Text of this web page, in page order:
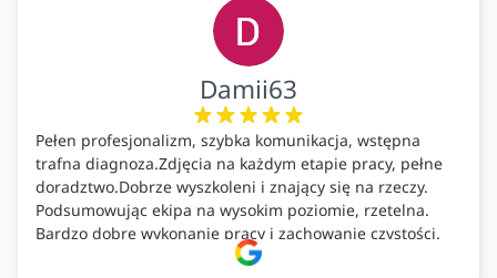
Damii63
Pełen profesjonalizm, szybka komunikacja, wstępna
trafna diagnoza.Zdjęcia na każdym etapie pracy, pełne
doradztwo.Dobrze wyszkoleni i znający się na rzeczy.
Podsumowując ekipa na wysokim poziomie, rzetelna.
Bardzo dobre wykonanie pracy i zachowanie czystości.